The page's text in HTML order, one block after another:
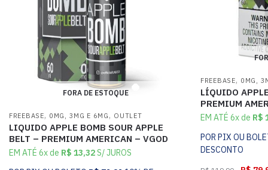
FORA DE ESTOQUE
FREEBASE, 0MG, 3MG E 6MG , OUTLET
LIQUIDO APPLE BOMB SOUR APPLE
BELT – PREMIUM AMERICAN – VGOD
EM ATÉ 6x de R$ 13,32S/ JUROS
FREEBASE, 0MG,
LÍQUIDO
PREMIUM
EM ATÉ 6x de R$
POR PIX OU
DESCONTO